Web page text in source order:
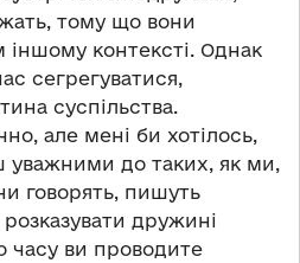
тому що вони
іншому контексті. Однак
сегрегуватися,
суспільства.
але мені би хотілось,
уважними до таких, як ми,
говорять, пишуть
дружині
часу ви проводите